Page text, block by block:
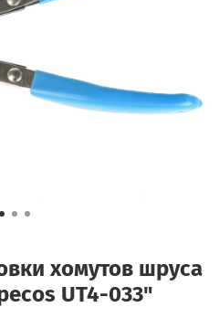
хомутов шруса
UT4-033"